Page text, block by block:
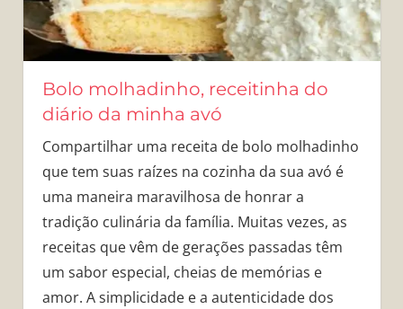
Bolo molhadinho, receitinha do
diário da minha avó
Compartilhar uma receita de bolo molhadinho
que tem suas raízes na cozinha da sua avó é
uma maneira maravilhosa de honrar a
tradição culinária da família. Muitas vezes, as
receitas que vêm de gerações passadas têm
um sabor especial, cheias de memórias e
amor. A simplicidade e a autenticidade dos